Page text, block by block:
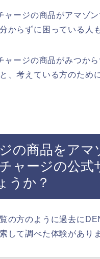
ージの商品がアマゾ
からずに困っている人
ャージの商品がみつか
、考えている方のため
の商品をアマ
ャージの公
うか？
の方のように過去に
して調べた体験があり